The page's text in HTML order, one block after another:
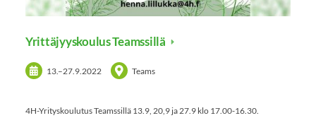
Yrittäjyyskoulus Teamssillä
13. –27.9.2022 Teams
4H-Yrityskoulutus Teamssillä 13.9, 20,9 ja 27.9 klo 17.00-16.30.